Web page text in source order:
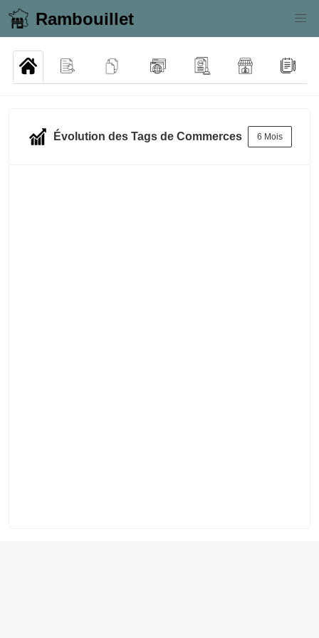
Rambouillet
Évolution des Tags de Commerces 6 Mois